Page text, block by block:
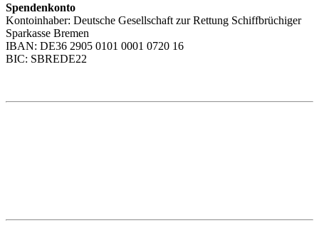
Spendenkonto
Kontoinhaber: Deutsche Gesellschaft zur Rettung Schiffbrüchiger
Sparkasse Bremen
IBAN: DE36 2905 0101 0001 0720 16
BIC: SBREDE22